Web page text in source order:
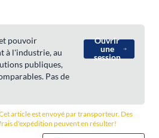
pouvoir
à l'industrie, au
publiques,
Pas de
Ouvrir
une
session
article est envoyé par transporteur. Des
d'expédition peuvent en résulter!